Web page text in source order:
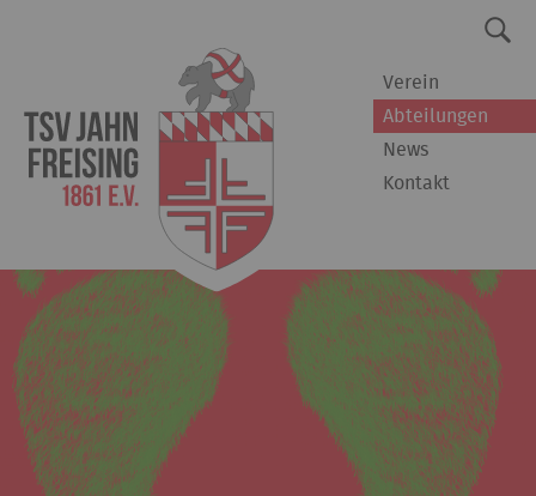
Verein
Abteilungen
News
Kontakt